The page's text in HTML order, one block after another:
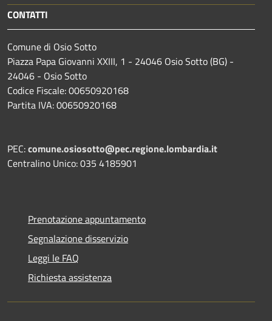
CONTATTI
Comune di Osio Sotto
Piazza Papa Giovanni XXIII, 1 - 24046 Osio Sotto (BG) -
24046 - Osio Sotto
Codice Fiscale: 00650920168
Partita IVA: 00650920168
PEC:comune.osiosotto@pec.regione.lombardia.it
Centralino Unico: 035 4185901
Prenotazione appuntamento
Segnalazione disservizio
Leggi le FAQ
Richiesta assistenza